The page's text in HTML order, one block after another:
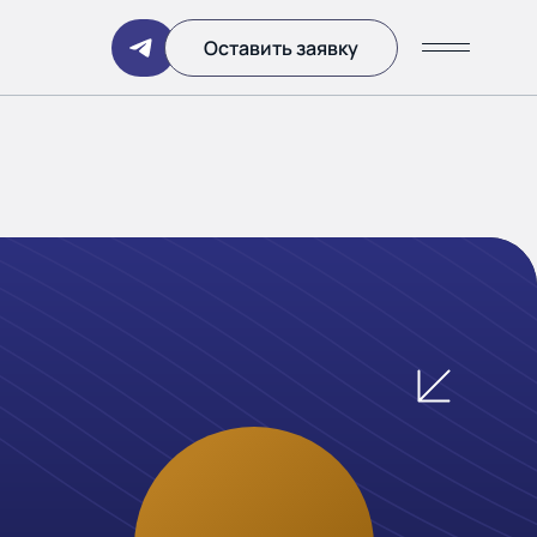
Написать
Оставить заявку